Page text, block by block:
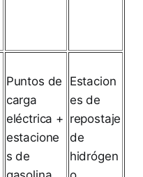
Puntos de
carga
eléctrica +
estacione
s de
Estacion
es de
repostaje
de
hidrógen